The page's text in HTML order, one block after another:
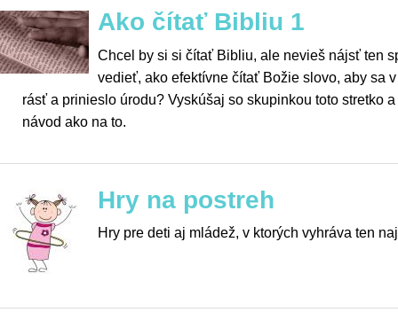
Ako čítať Bibliu 1
Chcel by si si čítať Bibliu, ale nevieš nájsť ten
vedieť, ako efektívne čítať Božie slovo, aby sa
rásť a prinieslo úrodu? Vyskúšaj so skupinkou toto stretko
návod ako na to.
Hry na postreh
Hry pre deti aj mládež, v ktorých vyhráva ten